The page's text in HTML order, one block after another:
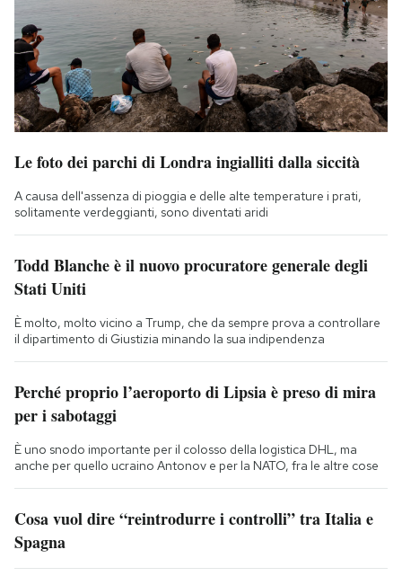
Le foto dei parchi di Londra ingialliti dalla siccità
A causa dell'assenza di pioggia e delle alte temperature i prati,
solitamente verdeggianti, sono diventati aridi
Todd Blanche è il nuovo procuratore generale degli
Stati Uniti
È molto, molto vicino a Trump, che da sempre prova a controllare
il dipartimento di Giustizia minando la sua indipendenza
Perché proprio l’aeroporto di Lipsia è preso di mira
per i sabotaggi
È uno snodo importante per il colosso della logistica DHL, ma
anche per quello ucraino Antonov e per la NATO, fra le altre cose
Cosa vuol dire “reintrodurre i controlli” tra Italia e
Spagna